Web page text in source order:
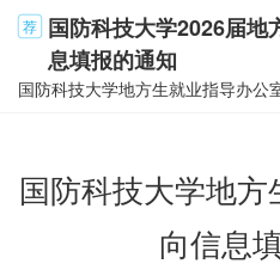
荐 国防科技大学2026届地
息填报的通知
国防科技大学地方生就业指导办公
国防科技大学地
向信息